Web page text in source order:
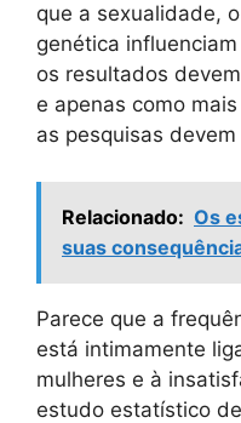
que a sexualidade,
genética
os resultados
e apenas como
as pesquisas
Relacionado: Os
suas
Parece que a
está intimamente
mulheres e à
estudo estatístico